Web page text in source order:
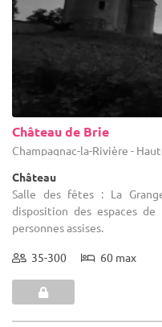
Château de Brie
Champagnac-la-Rivière -
Château
Salle des fêtes : La
disposition des espaces
personnes assises.
35-300 60 max